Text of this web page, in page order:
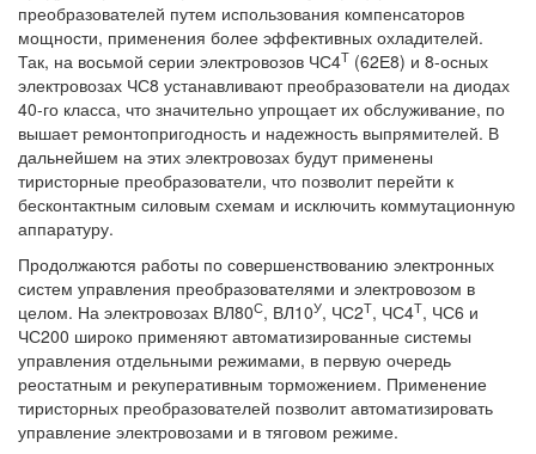
преобразователей путем использования компенсаторов
мощности, применения более эффективных охладителей.
Так, на восьмой серии электровозов ЧС4Т (62Е8) и 8-осных
электровозах ЧС8 устанавливают преобразователи на диодах
40-го класса, что значительно упрощает их обслуживание, по
вышает ремонтопригодность и надежность выпрямителей. В
дальнейшем на этих электровозах будут применены
тиристорные преобразователи, что позволит перейти к
бесконтактным силовым схемам и исключить коммутационную
аппаратуру.
Продолжаются работы по совершенствованию электронных
систем управления преобразователями и электровозом в
целом. На электровозах ВЛ80С, ВЛ10У, ЧС2Т, ЧС4Т, ЧС6 и
ЧС200 широко применяют автоматизированные системы
управления отдельными режимами, в первую очередь
реостатным и рекуперативным торможением. Применение
тиристорных преобразователей позволит автоматизировать
управление электровозами и в тяговом режиме.